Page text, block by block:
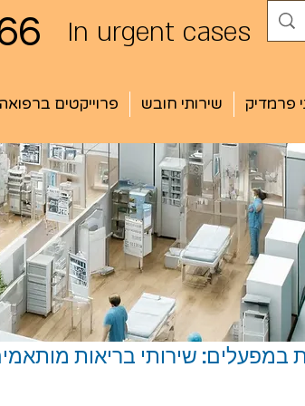
In urgent cases
פרוייקטים ברפואה שירותי חובש פרמדיק
שירותי בריאות